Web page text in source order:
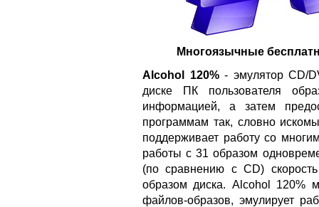
Многоязычные
Alcohol 120%- эмулятор CD/
диске ПК пользователя
информацией, а затем
программам так, словно
поддерживает работу со
работы с 31 образом
(по сравнению с CD)
образом диска. Alcohol 120%
файлов-образов, эмулирует